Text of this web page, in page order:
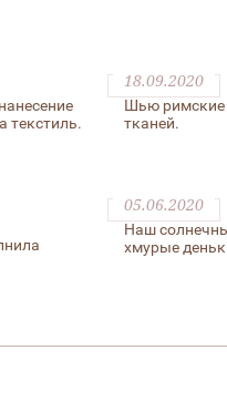
текстиль.
18.09.2020
Шью римские
тканей.
05.06.2020
Наш
хмурые